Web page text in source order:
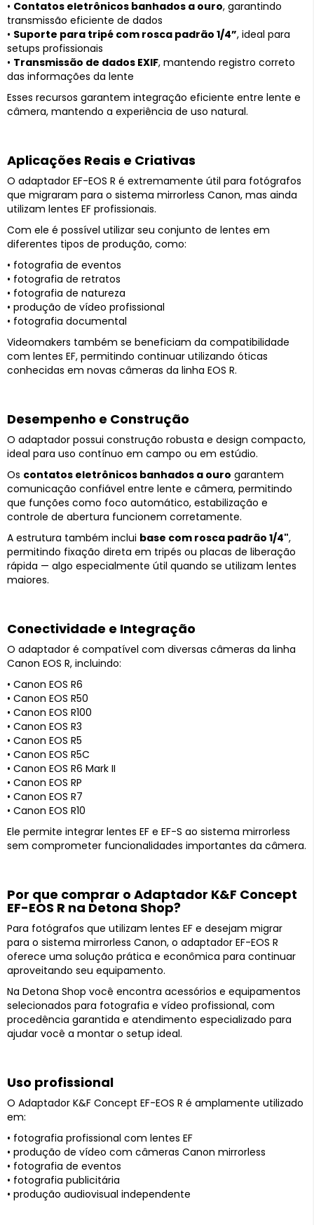
• Contatos eletrônicos banhados a ouro, garantindo
transmissão eficiente de dados
• Suporte para tripé com rosca padrão 1/4”, ideal para
setups profissionais
• Transmissão de dados EXIF, mantendo registro correto
das informações da lente
Esses recursos garantem integração eficiente entre lente e
câmera, mantendo a experiência de uso natural.
Aplicações Reais e Criativas
O adaptador EF-EOS R é extremamente útil para fotógrafos
que migraram para o sistema mirrorless Canon, mas ainda
utilizam lentes EF profissionais.
Com ele é possível utilizar seu conjunto de lentes em
diferentes tipos de produção, como:
• fotografia de eventos
• fotografia de retratos
• fotografia de natureza
• produção de vídeo profissional
• fotografia documental
Videomakers também se beneficiam da compatibilidade
com lentes EF, permitindo continuar utilizando óticas
conhecidas em novas câmeras da linha EOS R.
Desempenho e Construção
O adaptador possui construção robusta e design compacto,
ideal para uso contínuo em campo ou em estúdio.
Os contatos eletrônicos banhados a ouro garantem
comunicação confiável entre lente e câmera, permitindo
que funções como foco automático, estabilização e
controle de abertura funcionem corretamente.
A estrutura também inclui base com rosca padrão 1/4",
permitindo fixação direta em tripés ou placas de liberação
rápida — algo especialmente útil quando se utilizam lentes
maiores.
Conectividade e Integração
O adaptador é compatível com diversas câmeras da linha
Canon EOS R, incluindo:
• Canon EOS R6
• Canon EOS R50
• Canon EOS R100
• Canon EOS R3
• Canon EOS R5
• Canon EOS R5C
• Canon EOS R6 Mark II
• Canon EOS RP
• Canon EOS R7
• Canon EOS R10
Ele permite integrar lentes EF e EF-S ao sistema mirrorless
sem comprometer funcionalidades importantes da câmera.
Por que comprar o Adaptador K&F Concept
EF-EOS R na Detona Shop?
Para fotógrafos que utilizam lentes EF e desejam migrar
para o sistema mirrorless Canon, o adaptador EF-EOS R
oferece uma solução prática e econômica para continuar
aproveitando seu equipamento.
Na Detona Shop você encontra acessórios e equipamentos
selecionados para fotografia e vídeo profissional, com
procedência garantida e atendimento especializado para
ajudar você a montar o setup ideal.
Uso profissional
O Adaptador K&F Concept EF-EOS R é amplamente utilizado
em:
• fotografia profissional com lentes EF
• produção de vídeo com câmeras Canon mirrorless
• fotografia de eventos
• fotografia publicitária
• produção audiovisual independente